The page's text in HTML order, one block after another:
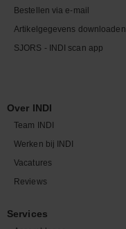
Bestellen via e-mail
Artikelgegevens downloaden
SJORS - INDI scan app
Over INDI
Team INDI
Werken bij INDI
Vacatures
Reviews
Services